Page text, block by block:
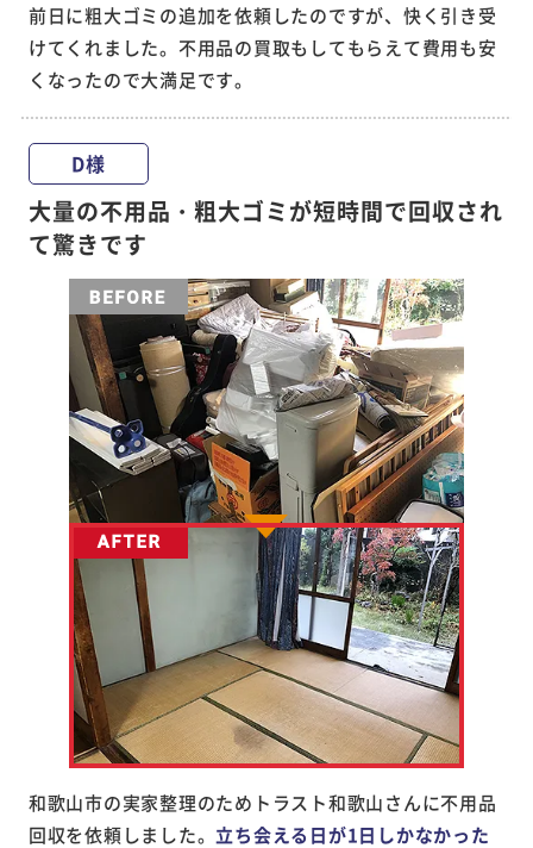
前日に粗大ゴミの追加を依頼したのですが、快く引き受
けてくれました。不用品の買取もしてもらえて費用も安
くなったので大満足です。
D様
大量の不用品・粗大ゴミが短時間で回収され
て驚きです
和歌山市の実家整理のためトラスト和歌山さんに不用品
回収を依頼しました。 立ち会える日が1日しかなかった